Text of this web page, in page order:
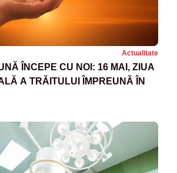
Actualitate
ÎNCEPE CU NOI: 16 MAI, ZIUA
A TRĂITULUI ÎMPREUNĂ ÎN